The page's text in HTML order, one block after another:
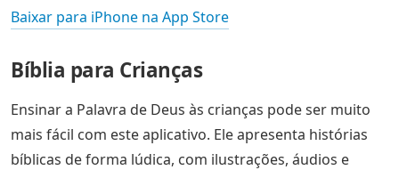
Baixar para iPhone na App Store
Bíblia para Crianças
Ensinar a Palavra de Deus às crianças pode ser muito
mais fácil com este aplicativo. Ele apresenta histórias
bíblicas de forma lúdica, com ilustrações, áudios e